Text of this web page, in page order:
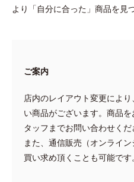
より「自分に合った」商品を見
ご案内
店内のレイアウト変更によ
い商品がございます。商品
タッフまでお問い合わせくだ
また、通信販売（オンライ
買い求め頂くことも可能です。